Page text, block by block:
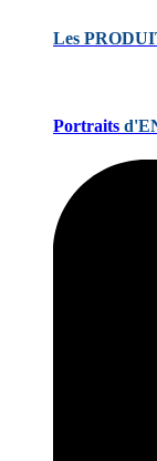
Les
Portraits